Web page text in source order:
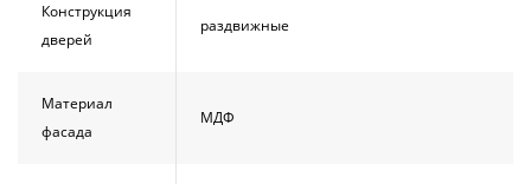
Конструкция
дверей
раздвижные
Материал
фасада
МДФ